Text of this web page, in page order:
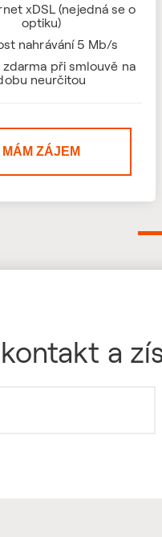
xDSL (nejedná se o
optiku)
nahrávání 5 Mb/s
při smlouvě na
neurčitou
MÁM ZÁJEM
a